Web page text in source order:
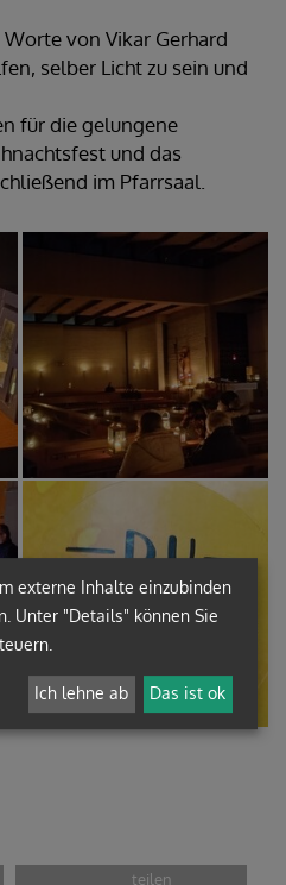
von Vikar Gerhard
selber Licht zu sein und
für die gelungene
und das
im Pfarrsaal.
externe Inhalte einzubinden
Unter "Details" können Sie
Ich lehne ab Das ist ok